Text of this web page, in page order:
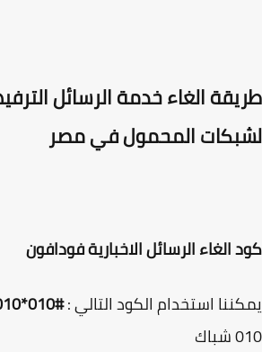
الغاء خدمة الرسائل
المحمول في مصر
الغاء الرسائل الاخبارية فودافون
استخدام الكود التالي :#010*010*